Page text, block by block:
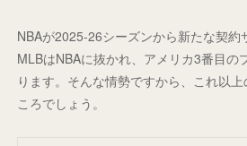
NBAが2025-26シーズンから新たな契約
MLBはNBAに抜かれ、アメリカ3番目の
ります。そんな情勢ですから、これ以
ころでしょう。